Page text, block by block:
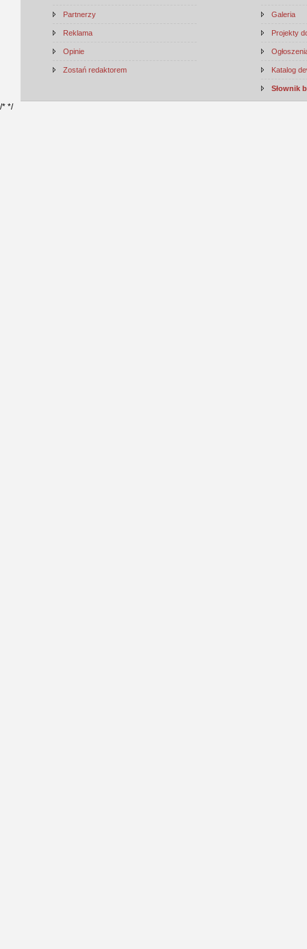
Partnerzy
Reklama
Opinie
Zostań redaktorem
Galeria
Projekty
Katalog
Słownik
/* */